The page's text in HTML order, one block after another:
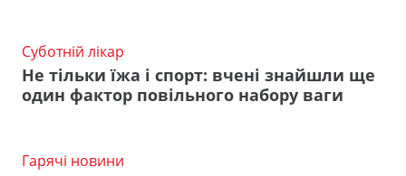
Суботній лікар
Не тільки їжа і спорт: вчені знайшли ще
один фактор повільного набору ваги
Гарячі новини